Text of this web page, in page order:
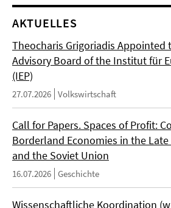
AKTUELLES
Theocharis Grigoriadis Appointed
Advisory Board of the Institut für
(IEP)
27.07.2026 Volkswirtschaft
Call for Papers. Spaces of Profit:
Borderland Economies in the Late
and the Soviet Union
16.07.2026 Geschichte
Wissenschaftliche Koordination